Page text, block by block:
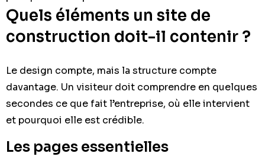
Quels éléments un site de
construction doit-il contenir ?
Le design compte, mais la structure compte
davantage. Un visiteur doit comprendre en quelques
secondes ce que fait l’entreprise, où elle intervient
et pourquoi elle est crédible.
Les pages essentielles